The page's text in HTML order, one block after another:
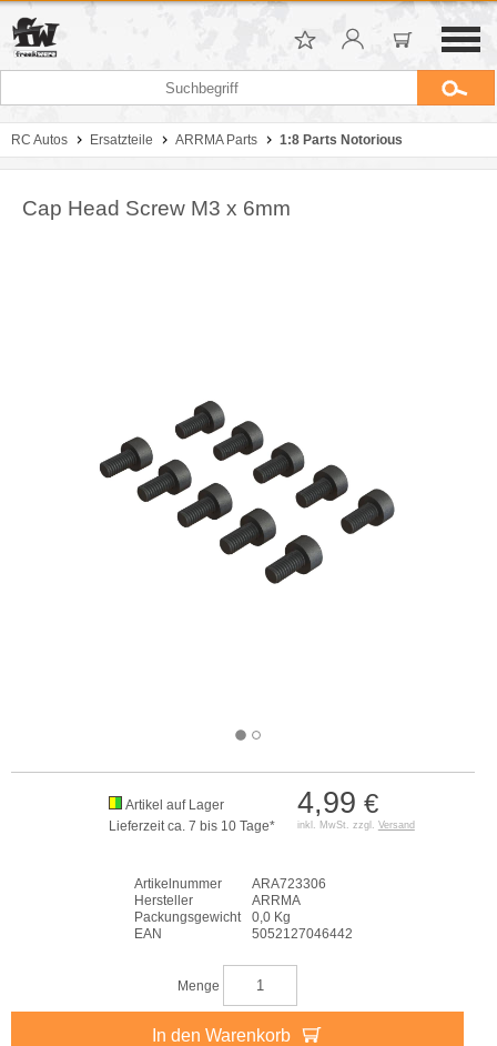
RC Autos Ersatzteile ARRMA Parts 1:8 Parts Notorious
Cap Head Screw M3 x 6mm
4,99 €
inkl. MwSt. zzgl. Versand
Artikel auf Lager
Lieferzeit ca. 7 bis 10 Tage*
Artikelnummer
ARA723306
Hersteller
ARRMA
Packungsgewicht
0,0 Kg
EAN
5052127046442
Menge
In den Warenkorb